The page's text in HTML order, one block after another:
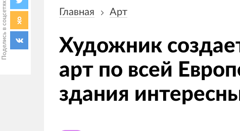
Поделись в соцсетях навигации
Главная Арт
Художник
арт по всей
здания